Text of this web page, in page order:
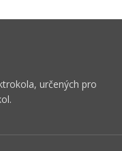
určených pro